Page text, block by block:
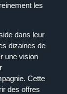
les
dans leur
dizaines de
une vision
Cette
des offres